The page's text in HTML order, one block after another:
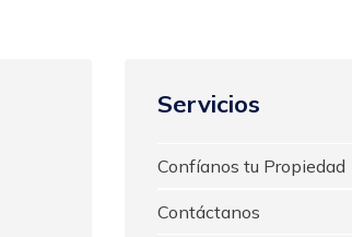
Servicios
Confíanos tu Propiedad
Contáctanos